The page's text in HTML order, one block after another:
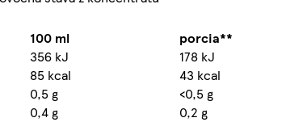
100 ml porcia**
356 kJ 178 kJ
85 kcal
43 kcal
0,5 g <0,5 g
0,4 g 0,2 g